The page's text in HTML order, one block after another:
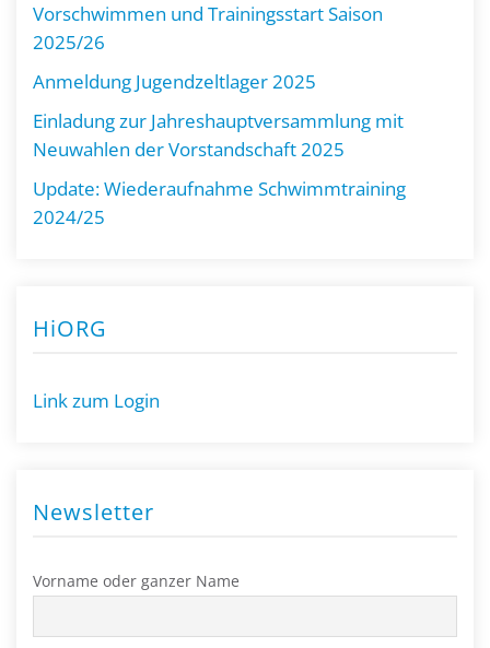
Vorschwimmen und Trainingsstart Saison
2025/26
Anmeldung Jugendzeltlager 2025
Einladung zur Jahreshauptversammlung mit
Neuwahlen der Vorstandschaft 2025
Update: Wiederaufnahme Schwimmtraining
2024/25
HiORG
Link zum Login
Newsletter
Vorname oder ganzer Name